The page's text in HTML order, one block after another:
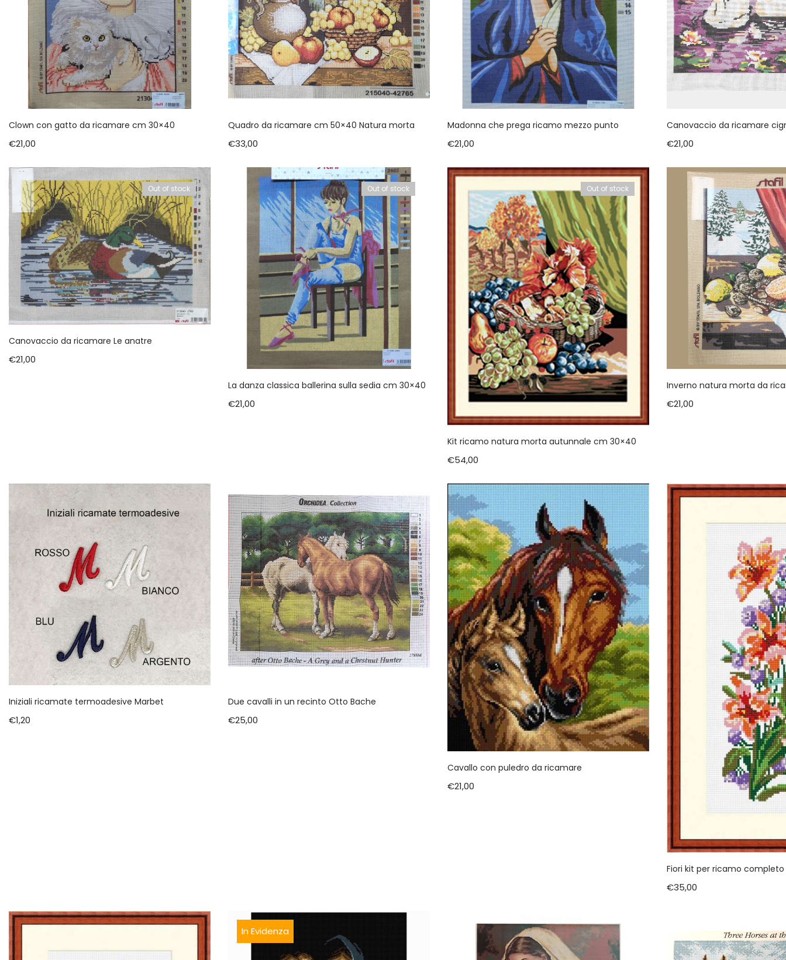
Clown con gatto da ricamare cm 30×40
€21,00
Quadro da ricamare cm 50×40 Natura morta
€33,00
Madonna che prega ricamo mezzo punto
€21,00
Canovaccio da ricamare
€21,00
Out of stock
Canovaccio da ricamare Le anatre
€21,00
Out of stock
La danza classica ballerina sulla sedia cm 30×40
€21,00
Out of stock
Kit ricamo natura morta autunnale cm 30×40
€54,00
Inverno natura morta da
€21,00
Iniziali ricamate termoadesive Marbet
€1,20
Due cavalli in un recinto Otto Bache
€25,00
Cavallo con puledro da ricamare
€21,00
Fiori kit per ricamo
€35,00
In Evidenza